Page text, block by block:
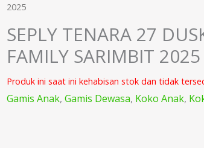
2025
SEPLY TENARA 27
FAMILY SARIMBIT 2025
Produk ini saat ini kehabisan stok dan tidak
Gamis Anak, Gamis Dewasa, Koko Anak,